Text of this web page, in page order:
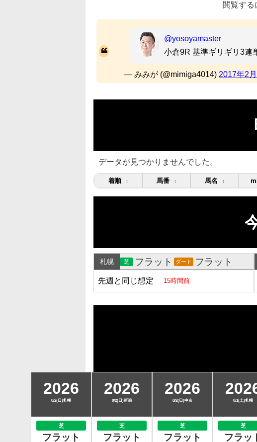
閲覧する
@yosoyamaster
小倉9R 基準ギリギリ3連
— みみが (@mimiga4014) 2017年2
データが見つかりませんでした。
着順 ↕ 馬番 ↕ 馬名 ↕
札幌 芝 フラット ダート フラット
先週と同じ想定 15時間前
2026
8/2(日)札幌
芝
フラット
2026
8/2(日)新潟
芝
フラット
2026
8/2(日)中京
芝
フラット
8/1(土)札幌
芝
フラッ